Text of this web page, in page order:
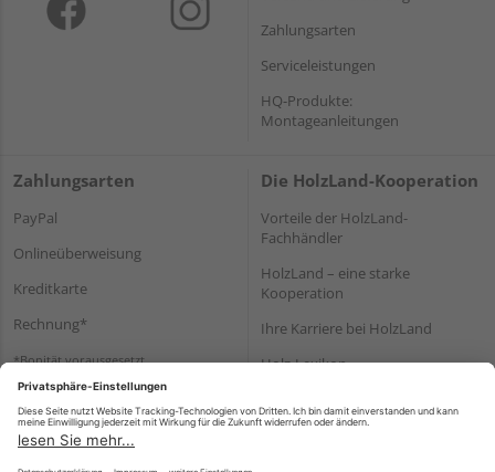
Zahlungsarten
Serviceleistungen
HQ-Produkte:
Montageanleitungen
Zahlungsarten
PayPal
Onlineüberweisung
Kreditkarte
Rechnung*
*Bonität vorausgesetzt
Die HolzLand-Kooperation
Vorteile der HolzLand-
Fachhändler
HolzLand – eine starke
Kooperation
Ihre Karriere bei HolzLand
Holz-Lexikon